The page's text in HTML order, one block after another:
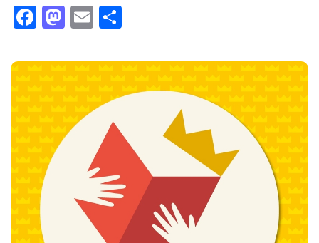
Facebook
Mastodon
Email